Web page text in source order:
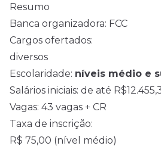
Resumo
Banca organizadora: FCC
Cargos ofertados:
diversos
Escolaridade: níveis médio e
Salários iniciais: de até
Vagas: 43 vagas + CR
Taxa de inscrição:
R$ 75,00 (nível médio)